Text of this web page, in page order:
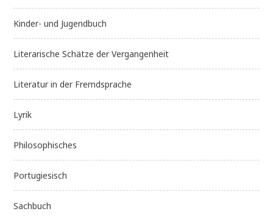
Kinder- und Jugendbuch
Literarische Schätze der Vergangenheit
Literatur in der Fremdsprache
Lyrik
Philosophisches
Portugiesisch
Sachbuch